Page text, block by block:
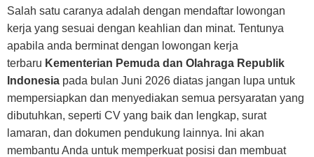
Salah satu caranya adalah dengan mendaftar lowongan
kerja yang sesuai dengan keahlian dan minat. Tentunya
apabila anda berminat dengan lowongan kerja
terbaru Kementerian Pemuda dan Olahraga Republik
Indonesia pada bulan Juni 2026 diatas jangan lupa untuk
mempersiapkan dan menyediakan semua persyaratan yang
dibutuhkan, seperti CV yang baik dan lengkap, surat
lamaran, dan dokumen pendukung lainnya. Ini akan
membantu Anda untuk memperkuat posisi dan membuat